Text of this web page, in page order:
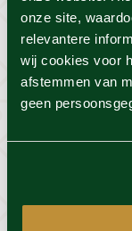
onze site,
relevantere
wij cookies voor
afstemmen van
geen